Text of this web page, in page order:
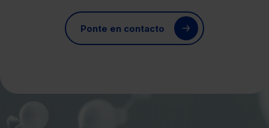
Ponte en contacto